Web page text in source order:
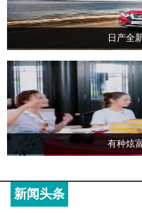
日产全
有种炫
新闻头条